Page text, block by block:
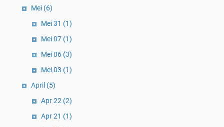
Mei (6)
Mei 31 (1)
Mei 07 (1)
Mei 06 (3)
Mei 03 (1)
April (5)
Apr 22 (2)
Apr 21 (1)